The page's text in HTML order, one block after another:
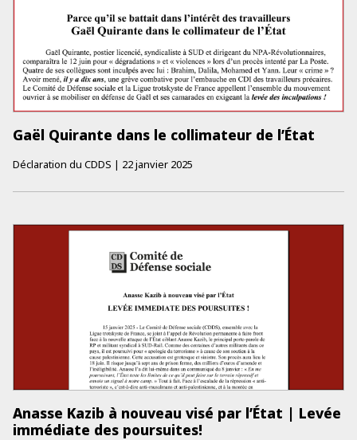
Gaël Quirante dans le collimateur de l’État
Déclaration du CDDS | 22 janvier 2025
Anasse Kazib à nouveau visé par l’État | Levée
immédiate des poursuites!